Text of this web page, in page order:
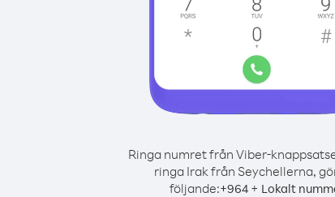
Ringa numret från Viber-
ringa Irak från Seychellerna,
följande:+964 + Lokalt